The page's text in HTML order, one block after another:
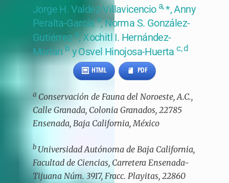
Jorge H. Valdez-Villavicencio a,*, Anny
Peralta-Garcíaa, Norma S. González-
Gutiérreza, Xochitl I. Hernández-
Morlánby Osvel Hinojosa-Huertac, d
HTML PDF
a Conservación de Fauna del Noroeste, A.C.,
Calle Granada, Colonia Granados, 22785
Ensenada, Baja California, México
b Universidad Autónoma de Baja California,
Facultad de Ciencias, Carretera Ensenada-
Tijuana Núm. 3917, Fracc. Playitas, 22860